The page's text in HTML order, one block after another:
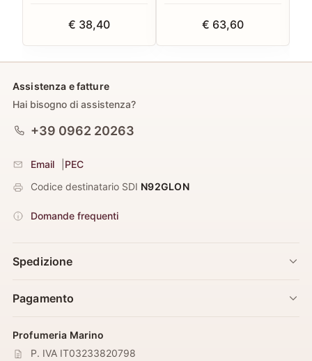
€ 38,40 € 63,60
Assistenza e fatture
Hai bisogno di assistenza?
+39 0962 20263
Email
PEC
Codice destinatario SDI N92GLON
Domande frequenti
Spedizione
Pagamento
Profumeria Marino
P. IVA IT03233820798